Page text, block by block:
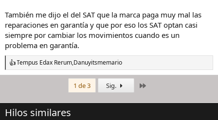
También me dijo el del SAT que la marca paga muy mal las
reparaciones en garantía y que por eso los SAT optan casi
siempre por cambiar los movimientos cuando es un
problema en garantía.
R
e
i
o
Tempus Edax Rerum,Danuyitsmemario
1 de 3 Sig.
Hilos similares